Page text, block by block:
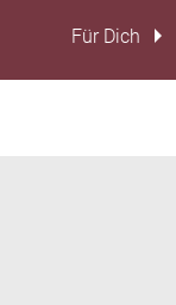
Für Dich